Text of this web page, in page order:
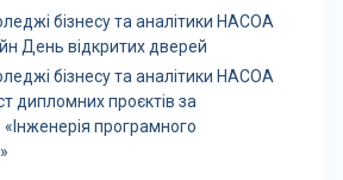
бізнесу та аналітики НАСОА
День відкритих дверей
бізнесу та аналітики НАСОА
дипломних проєктів за
«Інженерія програмного